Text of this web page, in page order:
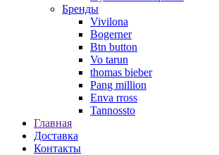
Бренды
Vivilona
Bogerner
Btn button
Vo tarun
thomas bieber
Pang million
Enva rross
Tannossto
Главная
Доставка
Контакты